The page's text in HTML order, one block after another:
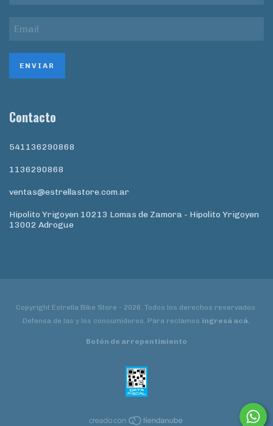
Contacto
541136290868
1136290868
ventas@estrellastore.com.ar
Hipolito Yrigoyen 10213 Lomas de Zamora - Hipolito Yrigoyen
13002 Adrogue
Copyright Estrella Bike Store - 2026. Todos los derechos reservados.
Defensa de las y los consumidores. Para reclamos ingresá acá.
Botón de arrepentimiento